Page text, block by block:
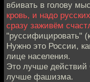
вбивать в голову
кровь, и надо
сразу заживём
"руссифицировать"
Нужно это России,
лице населения.
Это лучше
лучше фашизма.